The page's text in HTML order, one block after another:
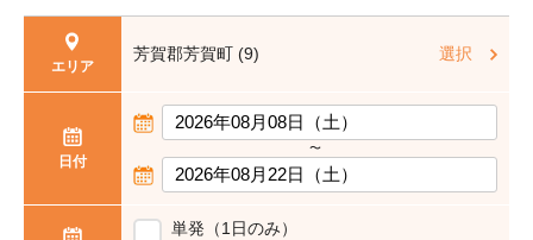
エリア
芳賀郡芳賀町 (9) 選択
日付
〜
単発（1日のみ）